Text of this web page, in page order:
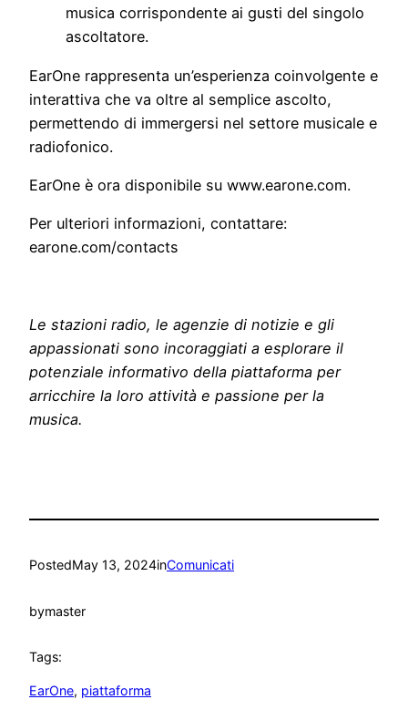
musica corrispondente ai gusti del singolo
ascoltatore.
EarOne rappresenta un’esperienza coinvolgente e
interattiva che va oltre al semplice ascolto,
permettendo di immergersi nel settore musicale e
radiofonico.
EarOne è ora disponibile su www.earone.com.
Per ulteriori informazioni, contattare:
earone.com/contacts
Le stazioni radio, le agenzie di notizie e gli
appassionati sono incoraggiati a esplorare il
potenziale informativo della piattaforma per
arricchire la loro attività e passione per la
musica.
PostedMay 13, 2024inComunicati
bymaster
Tags:
EarOne, piattaforma